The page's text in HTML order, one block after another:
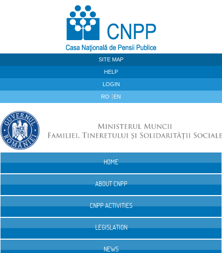
SITE MAP
HELP
LOGIN
RO EN
HOME
ABOUT CNPP
CNPP ACTIVITIES
LEGISLATION
NEWS